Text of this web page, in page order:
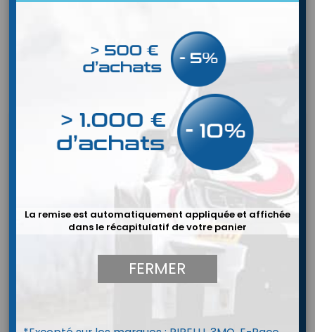

Affichage 1-24 de 32 article(s)
La remise est automatiquement appliquée et affichée
dans le récapitulatif de votre panier
FERMER